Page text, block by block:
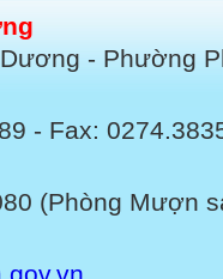
- Phường
- Fax:
Mượn sách